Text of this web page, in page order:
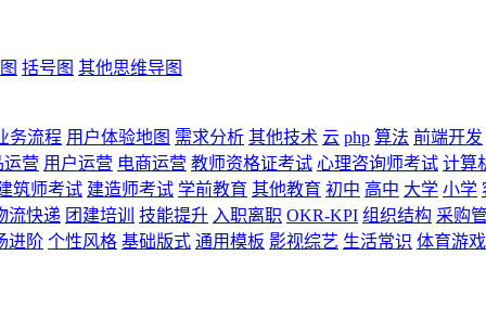
括号图 其他思维导图
务流程 用户体验地图 需求分析 其他技术 云 php 算法 前端开发
运营 用户运营 电商运营 教师资格证考试 心理咨询师考试 计算
筑师考试 建造师考试 学前教育 其他教育 初中 高中 大学 小学
流快递 团建培训 技能提升 入职离职 OKR-KPI 组织结构 采购
进阶 个性风格 基础版式 通用模板 影视综艺 生活常识 体育游戏